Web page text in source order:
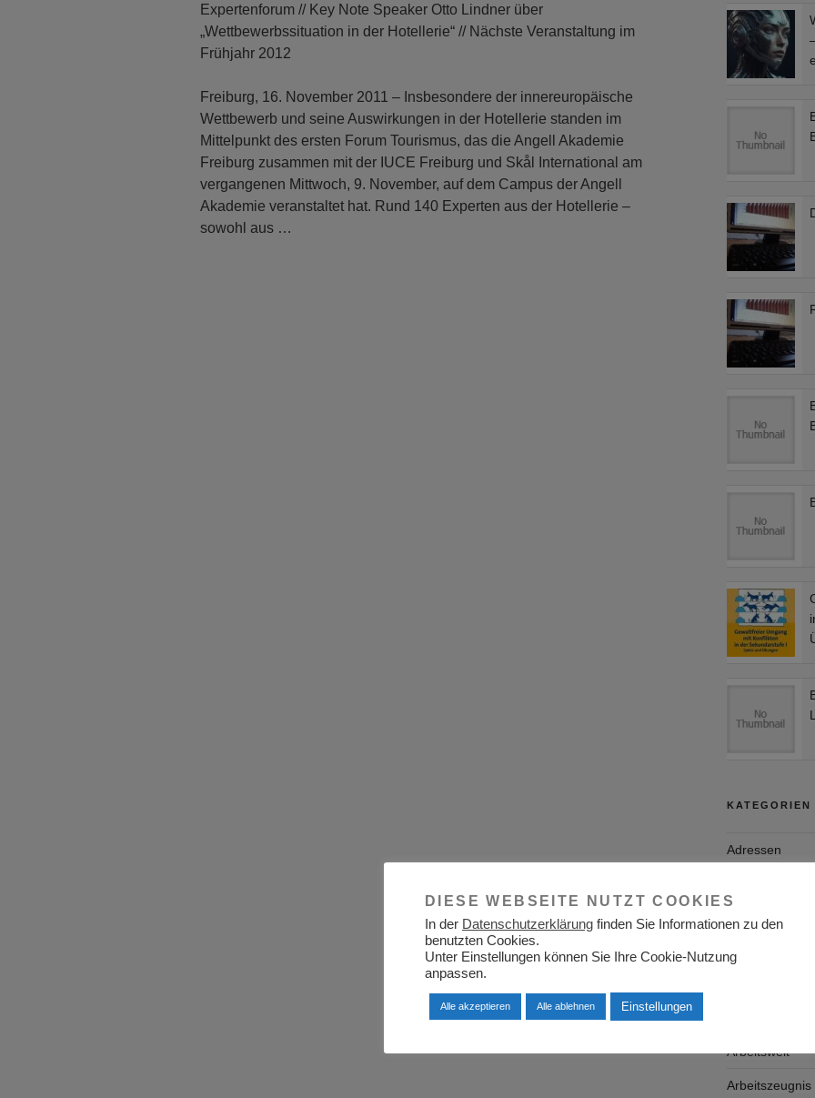
Expertenforum // Key Note Speaker Otto Lindner über
„Wettbewerbssituation in der Hotellerie“ // Nächste Veranstaltung im
Frühjahr 2012
Freiburg, 16. November 2011 – Insbesondere der innereuropäische
Wettbewerb und seine Auswirkungen in der Hotellerie standen im
Mittelpunkt des ersten Forum Tourismus, das die Angell Akademie
Freiburg zusammen mit der IUCE Freiburg und Skål International am
vergangenen Mittwoch, 9. November, auf dem Campus der Angell
Akademie veranstaltet hat. Rund 140 Experten aus der Hotellerie –
sowohl aus …
KATEGORIEN
Adressen
Allgemein
Arbeitswelt
Arbeitszeugnis
DIESE WEBSEITE NUTZT COOKIES
In der Datenschutzerklärung finden Sie Informationen zu den
benutzten Cookies.
Unter Einstellungen können Sie Ihre Cookie-Nutzung
anpassen.
Alle akzeptieren Alle ablehnen Einstellungen